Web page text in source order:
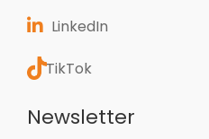
LinkedIn
TikTok
Newsletter